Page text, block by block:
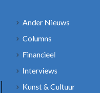
Ander Nieuws
Columns
Financieel
Interviews
Kunst & Cultuur